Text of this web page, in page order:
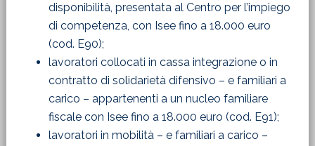
disponibilità, presentata al Centro per l’impiego
di competenza, con Isee fino a 18.000 euro
(cod. E90);
lavoratori collocati in cassa integrazione o in
contratto di solidarietà difensivo – e familiari a
carico – appartenenti a un nucleo familiare
fiscale con Isee fino a 18.000 euro (cod. E91);
lavoratori in mobilità – e familiari a carico –